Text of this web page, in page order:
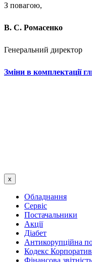
З повагою,
В. С. Ромасенко
Генеральний директор
Зміни в комплектації
x
Обладнання
Сервіс
Постачальники
Акції
Діабет
Антикорупційна
Кодекс
Фінансова звітність